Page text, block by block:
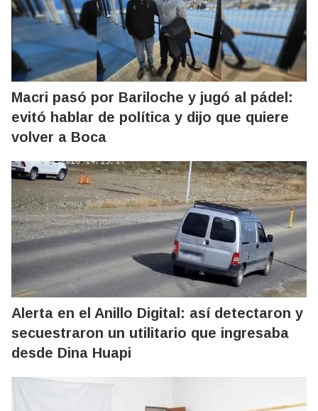
Macri pasó por Bariloche y jugó al pádel:
evitó hablar de política y dijo que quiere
volver a Boca
Alerta en el Anillo Digital: así detectaron y
secuestraron un utilitario que ingresaba
desde Dina Huapi